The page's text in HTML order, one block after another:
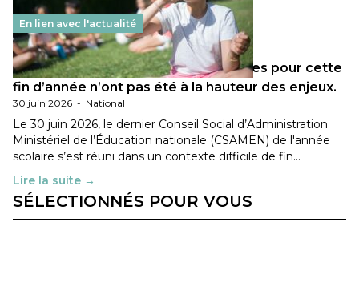
En lien avec l'actualité
Les décisions ministérielles attendues pour cette
fin d’année n’ont pas été à la hauteur des enjeux.
30 juin 2026 - National
Le 30 juin 2026, le dernier Conseil Social d’Administration
Ministériel de l’Éducation nationale (CSAMEN) de l'année
scolaire s’est réuni dans un contexte difficile de fin…
Lire la suite →
SÉLECTIONNÉS POUR VOUS